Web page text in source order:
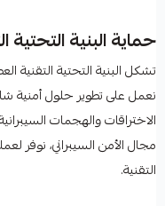
حماية البنية التحتية
تشكل البنية التحتية التقنية
نعمل على تطوير حلول أمنية
الاختراقات والهجمات
مجال الأمن السيبراني، نوفر
التقنية.